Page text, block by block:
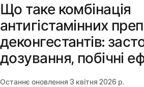
Що таке комбінація
антигістамінних
деконгестантів:
дозування, побічні
Останнє оновлення 3 квітня 2026 р.